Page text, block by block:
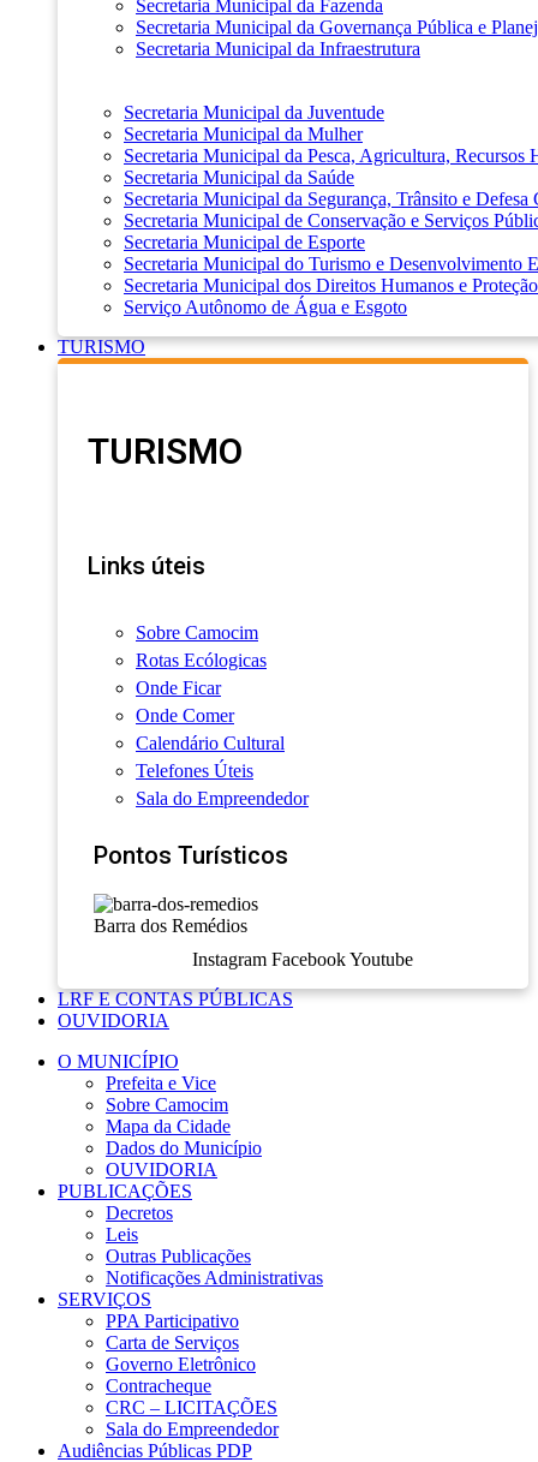
Secretaria Municipal da Fazenda
Secretaria Municipal da Governança Pública e
Secretaria Municipal da Infraestrutura
Secretaria Municipal da Juventude
Secretaria Municipal da Mulher
Secretaria Municipal da Pesca, Agricultura, Recursos
Secretaria Municipal da Saúde
Secretaria Municipal da Segurança, Trânsito e Defesa
Secretaria Municipal de Conservação e Serviços
Secretaria Municipal de Esporte
Secretaria Municipal do Turismo e Desenvolvimento
Secretaria Municipal dos Direitos Humanos e
Serviço Autônomo de Água e Esgoto
TURISMO
TURISMO
Links úteis
Sobre Camocim
Rotas Ecólogicas
Onde Ficar
Onde Comer
Calendário Cultural
Telefones Úteis
Sala do Empreendedor
Pontos Turísticos
Barra dos Remédios
Instagram Facebook Youtube
LRF E CONTAS PÚBLICAS
OUVIDORIA
O MUNICÍPIO
Prefeita e Vice
Sobre Camocim
Mapa da Cidade
Dados do Município
OUVIDORIA
PUBLICAÇÕES
Decretos
Leis
Outras Publicações
Notificações Administrativas
SERVIÇOS
PPA Participativo
Carta de Serviços
Governo Eletrônico
Contracheque
CRC – LICITAÇÕES
Sala do Empreendedor
Audiências Públicas PDP